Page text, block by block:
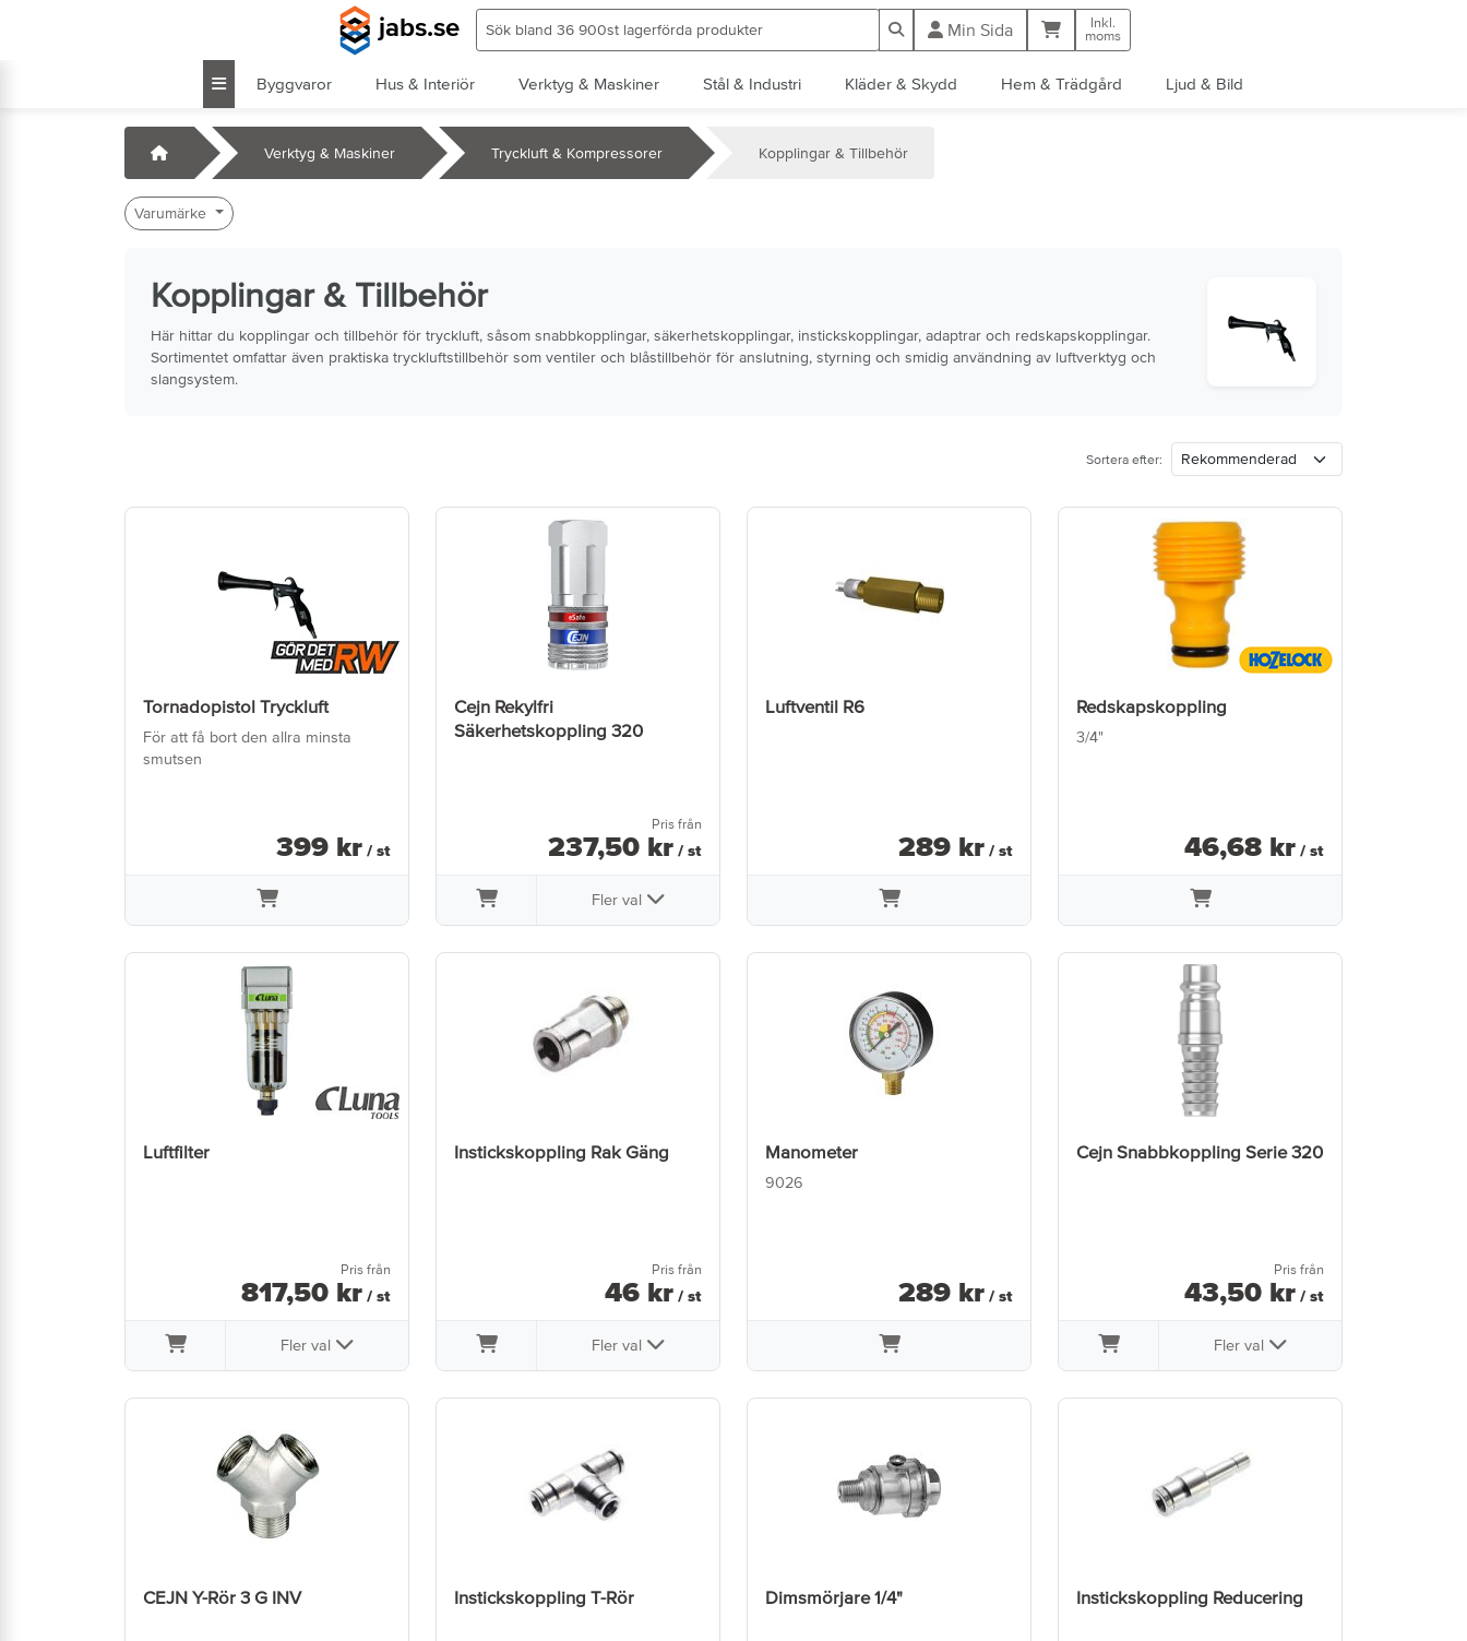
jabs.se Min Sida Kundvagn
Inkl.
moms
Byggvaror Hus & Interiör Verktyg & Maskiner Stål & Industri Kläder & Skydd Hem & Trädgård Ljud & Bild
Startsida Verktyg & Maskiner Tryckluft & Kompressorer Kopplingar & Tillbehör
Varumärke
Kopplingar & Tillbehör
Här hittar du kopplingar och tillbehör för tryckluft, såsom snabbkopplingar, säkerhetskopplingar, instickskopplingar, adaptrar och redskapskopplingar.
Sortimentet omfattar även praktiska tryckluftstillbehör som ventiler och blåstillbehör för anslutning, styrning och smidig användning av luftverktyg och
slangsystem.
Sortera efter:
Tornadopistol Tryckluft
För att få bort den allra minsta
smutsen
399 kr / st
Cejn Rekylfri
Säkerhetskoppling 320
Pris från
237,50 kr / st
Fler val
Luftventil R6
289 kr / st
Redskapskoppling
3/4"
46,68 kr / st
Luftfilter
Pris från
817,50 kr / st
Fler val
Instickskoppling Rak Gäng
Pris från
46 kr / st
Fler val
Manometer
9026
289 kr / st
Cejn Snabbkoppling Serie 320
Pris från
43,50 kr / st
Fler val
CEJN Y-Rör 3 G INV Instickskoppling T-Rör Dimsmörjare 1/4" Instickskoppling Reducering